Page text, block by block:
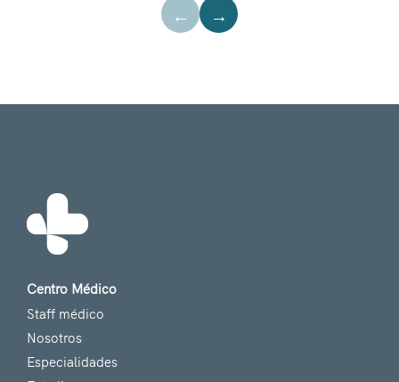
← →
Centro Médico
Staff médico
Nosotros
Especialidades